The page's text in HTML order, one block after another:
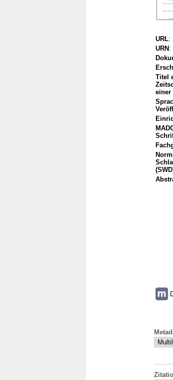
URL:
URN :
Titel
einer